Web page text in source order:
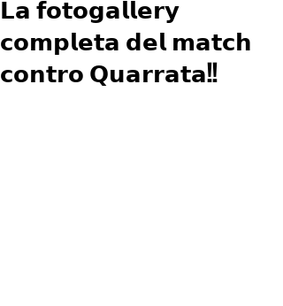
𝗟𝗮 𝗳𝗼𝘁𝗼𝗴𝗮𝗹𝗹𝗲𝗿𝘆
𝗰𝗼𝗺𝗽𝗹𝗲𝘁𝗮 𝗱𝗲𝗹 𝗺𝗮𝘁𝗰𝗵
𝗰𝗼𝗻𝘁𝗿𝗼 𝗤𝘂𝗮𝗿𝗿𝗮𝘁𝗮!!